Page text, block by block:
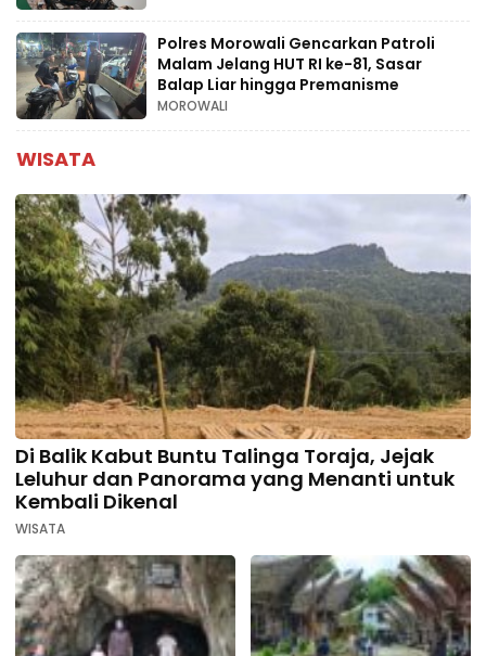
Polres Morowali Gencarkan Patroli
Malam Jelang HUT RI ke-81, Sasar
Balap Liar hingga Premanisme
MOROWALI
WISATA
Di Balik Kabut Buntu Talinga Toraja, Jejak
Leluhur dan Panorama yang Menanti untuk
Kembali Dikenal
WISATA